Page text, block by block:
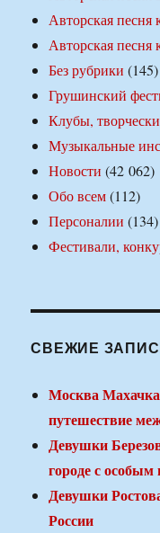
Авторская песня
Авторская песня
Без рубрики (145)
Грушинский
Клубы,
Музыкальные
Новости (42 062)
Обо всем(112)
Персоналии (134)
Фестивали,
СВЕЖИЕ
Москва
путешествие
Девушки
городе с
Девушки
России